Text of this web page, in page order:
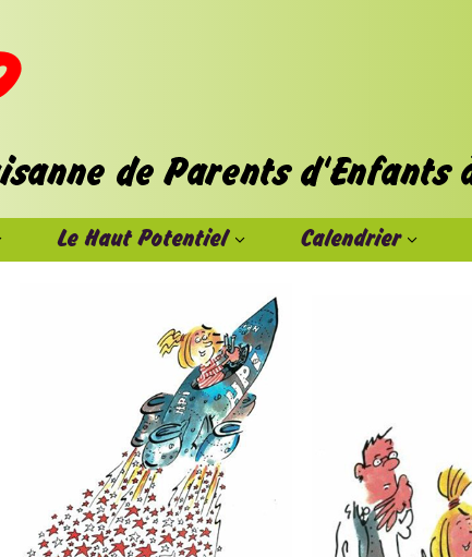
Le Haut Potentiel Calendrier